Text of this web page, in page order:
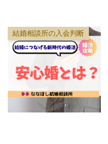
結婚相談所の入会判断